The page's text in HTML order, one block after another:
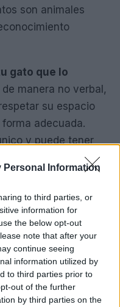
Personal Information
to third parties, or
information for
the below opt-out
note that after your
continue seeing
information utilized by
to third parties prior to
out of the further
by third parties on the
son animales
gato que lo
manera no verbal,
su espacio
adecuada.
y puede tener
que es importante
que te envía. Con
un vínculo